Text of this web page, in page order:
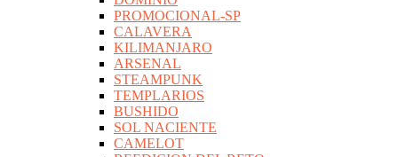
PROMOCIONAL-SP
CALAVERA
KILIMANJARO
ARSENAL
STEAMPUNK
TEMPLARIOS
BUSHIDO
SOL NACIENTE
CAMELOT